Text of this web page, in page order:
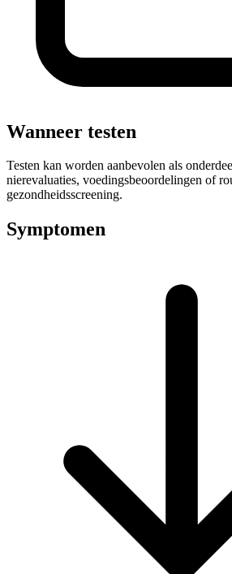
Wanneer testen
Testen kan worden aanbevolen als
nierevaluaties, voedingsbeoordelingen of
gezondheidsscreening.
Symptomen